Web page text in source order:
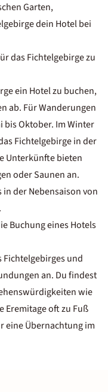
Garten,
dein Hotel bei
das Fichtelgebirge zu
ein Hotel zu buchen,
ab. Für Wanderungen
bis Oktober. Im Winter
Fichtelgebirge in der
Unterkünfte bieten
oder Saunen an.
der Nebensaison von
Buchung eines Hotels
Fichtelgebirges und
an. Du findest
wie
Eremitage oft zu Fuß
eine Übernachtung im